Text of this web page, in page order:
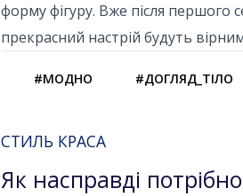
форму фігуру. Вже після першого
прекрасний настрій будуть
#МОДНО #ДОГЛЯД_ТІЛО
СТИЛЬ КРАСА
Як насправді